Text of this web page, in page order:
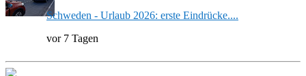
Schweden - Urlaub 2026: erste Eindrücke....
vor 7 Tagen